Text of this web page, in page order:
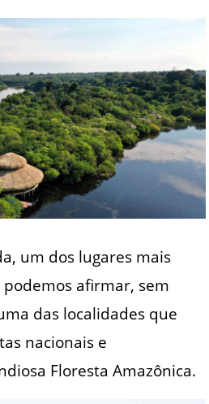
um dos lugares mais
afirmar, sem
das localidades que
nacionais e
Floresta Amazônica.